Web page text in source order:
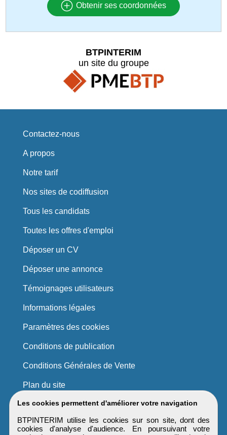
Obtenir ses coordonnées
Les cookies permettent d'améliorer votre navigation
BTPINTERIM utilise les cookies sur son site, dont des
cookies d'analyse d'audience. En poursuivant votre
BTPINTERIM
un site du groupe
Contactez-nous
A propos
Notre tarif
Nos sites de codiffusion
Tous les candidats
Toutes les offres d'emploi
Déposer un CV
Déposer une annonce
Témoignages utilisateurs
Informations légales
Paramètres des cookies
Conditions de publication
Conditions Générales de Vente
Plan du site